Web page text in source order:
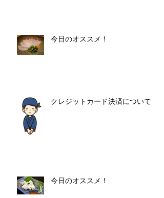
今日のオススメ！
クレジットカード決済について
今日のオススメ！